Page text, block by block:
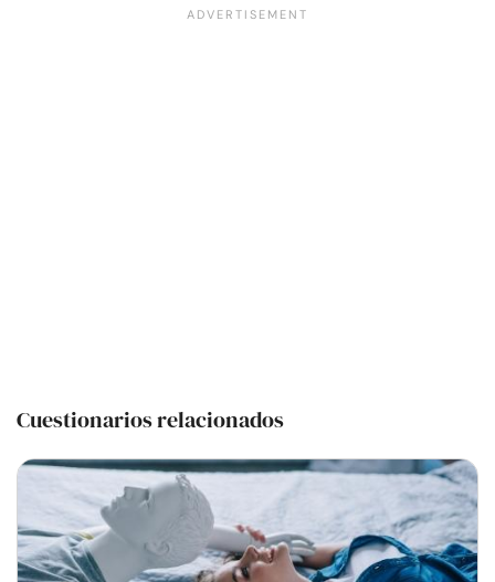
Cuestionarios relacionados